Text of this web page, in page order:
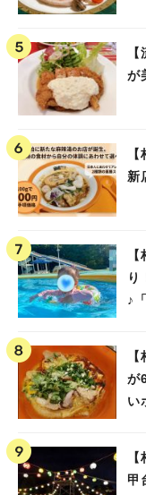
が
新
り
♪
が
い
甲
#イベント#公園#教えた
#教えたい/こんなの見つ